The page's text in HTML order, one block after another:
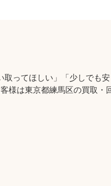
ってほしい」「少しでも
様は東京都練馬区の買取・